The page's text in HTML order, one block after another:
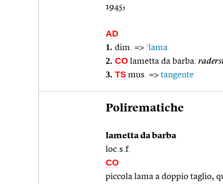
1945;
AD
1. dim. => 1lama
2. CO lametta da barba:
3. TS mus. => tangente
Polirematiche
lametta da barba
loc.s.f.
CO
piccola lama a doppio taglio,